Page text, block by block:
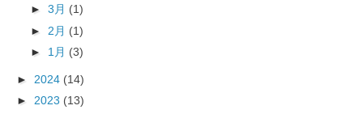
► 3月 (1)
► 2月 (1)
► 1月 (3)
► 2024 (14)
► 2023 (13)